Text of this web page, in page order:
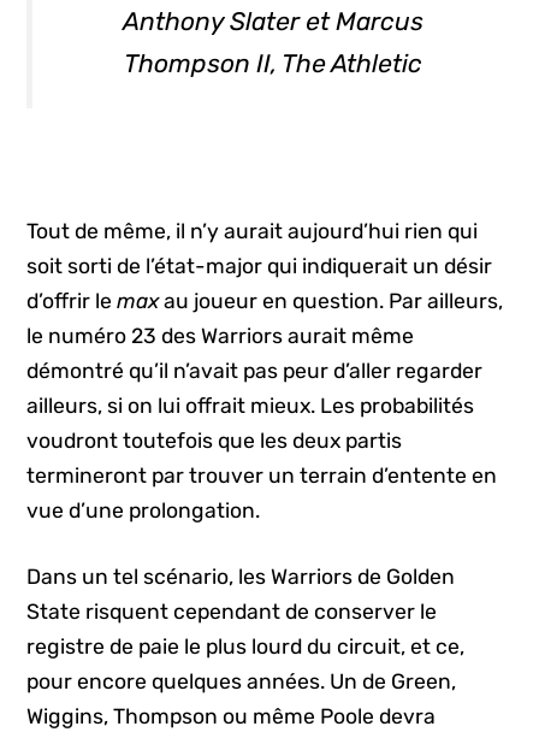
Anthony Slater et Marcus
Thompson II, The Athletic
Tout de même, il n’y aurait aujourd’hui rien qui
soit sorti de l’état-major qui indiquerait un désir
d’offrir lemaxau joueur en question. Par ailleurs,
le numéro 23 des Warriors aurait même
démontré qu’il n’avait pas peur d’aller regarder
ailleurs, si on lui offrait mieux. Les probabilités
voudront toutefois que les deux partis
termineront par trouver un terrain d’entente en
vue d’une prolongation.
Dans un tel scénario, les Warriors de Golden
State risquent cependant de conserver le
registre de paie le plus lourd du circuit, et ce,
pour encore quelques années. Un de Green,
Wiggins, Thompson ou même Poole devra